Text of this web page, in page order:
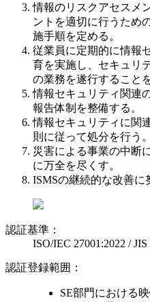
情報のリスクアセスメ
ントを適切に行うため
施手順を定める。
従業員に定期的に情報
育を実施し、セキュリ
の業務を遂行すること
情報セキュリティ関連
報告体制を整備する。
情報セキュリティに関
則に従って処分を行う。
災害による事業の中断
に万全を尽くす。
ISMSの継続的な改善に
認証基準：
ISO/IEC 27001:2022 /
認証登録範囲：
SE部門における